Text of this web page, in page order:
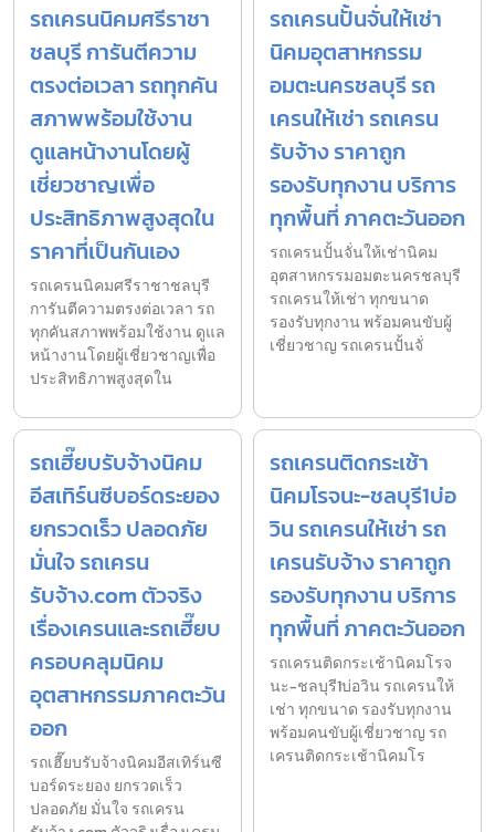
รถเครนนิคมศรีราชา
ชลบุรี การันตีความ
ตรงต่อเวลา รถทุกคัน
สภาพพร้อมใช้งาน
ดูแลหน้างานโดยผู้
เชี่ยวชาญเพื่อ
ประสิทธิภาพสูงสุดใน
ราคาที่เป็นกันเอง
รถเครนนิคมศรีราชาชลบุรี
การันตีความตรงต่อเวลา รถ
ทุกคันสภาพพร้อมใช้งาน ดูแล
หน้างานโดยผู้เชี่ยวชาญเพื่อ
ประสิทธิภาพสูงสุดใน
รถเครนปั้นจั่นให้เช่า
นิคมอุตสาหกรรม
อมตะนครชลบุรี รถ
เครนให้เช่า รถเครน
รับจ้าง ราคาถูก
รองรับทุกงาน บริการ
ทุกพื้นที่ ภาคตะวันออก
รถเครนปั้นจั่นให้เช่านิคม
อุตสาหกรรมอมตะนครชลบุรี
รถเครนให้เช่า ทุกขนาด
รองรับทุกงาน พร้อมคนขับผู้
เชี่ยวชาญ รถเครนปั้นจั่
รถเฮี๊ยบรับจ้างนิคม
อีสเทิร์นซีบอร์ดระยอง
ยกรวดเร็ว ปลอดภัย
มั่นใจ รถเครน
รับจ้าง.com ตัวจริง
เรื่องเครนและรถเฮี๊ยบ
ครอบคลุมนิคม
อุตสาหกรรมภาคตะวัน
ออก
รถเฮี๊ยบรับจ้างนิคมอีสเทิร์นซี
บอร์ดระยอง ยกรวดเร็ว
ปลอดภัย มั่นใจ รถเครน
รถเครนติดกระเช้า
นิคมโรจนะ-ชลบุรี1บ่อ
วิน รถเครนให้เช่า รถ
เครนรับจ้าง ราคาถูก
รองรับทุกงาน บริการ
ทุกพื้นที่ ภาคตะวันออก
รถเครนติดกระเช้านิคมโรจ
นะ-ชลบุรี1บ่อวิน รถเครนให้
เช่า ทุกขนาด รองรับทุกงาน
พร้อมคนขับผู้เชี่ยวชาญ รถ
เครนติดกระเช้านิคมโร